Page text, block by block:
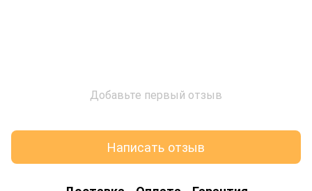
Добавьте первый отзыв
Написать отзыв